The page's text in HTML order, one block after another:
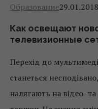
Образование29.01.2018
Как освещают
телевизионные
Перехід до
станеться
налягають на відео-